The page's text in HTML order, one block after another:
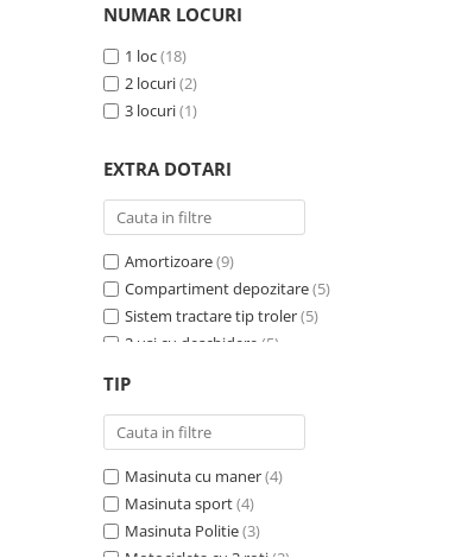
NUMAR LOCURI
1 loc(18)
2 locuri(2)
3 locuri(1)
EXTRA DOTARI
Amortizoare(9)
Compartiment depozitare(5)
Sistem tractare tip troler(5)
2 usi cu deschidere (5)
Schimbator viteza
Bluetooth(4)
Baterie detasabila(3)
Megafon (2)
4X4 (2)
TIP
Masinuta cu maner(4)
Masinuta sport(4)
Masinuta Politie(3)